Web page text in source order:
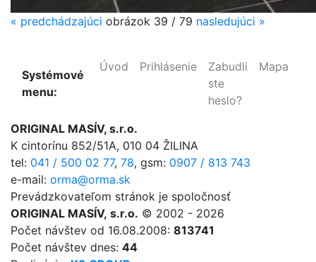
« predchádzajúci obrázok 39 / 79 nasledujúci »
Systémové
menu:
Úvod Prihlásenie
Zabudli
ste
heslo?
Mapa
ORIGINAL MASÍV, s.r.o.
K cintorínu 852/51A, 010 04 ŽILINA
tel: 041 / 500 02 77, 78, gsm: 0907 / 813 743
e-mail: orma@orma.sk
Prevádzkovateľom stránok je spoločnosť
ORIGINAL MASÍV, s.r.o. © 2002 - 2026
Počet návštev od 16.08.2008: 813741
Počet návštev dnes: 44